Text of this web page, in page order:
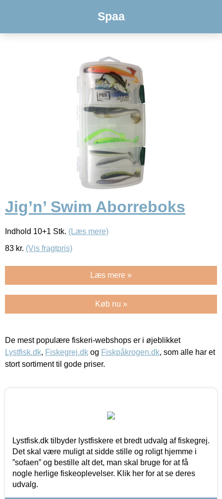
Spaa
Jig’n’ Swim Aborreboks
Indhold 10+1 Stk. (Læs mere)
83 kr. (Vis fragtpris)
Læs mere »
Køb nu »
De mest populære fiskeri-webshops er i øjeblikket
Lystfisk.dk, Fiskegrej.dk og Fiskpåkrogen.dk, som alle har et
stort sortiment til gode priser.
Lystfisk.dk tilbyder lystfiskere et bredt udvalg af fiskegrej.
Det skal være muligt at sidde stille og roligt hjemme i
”sofaen” og bestille alt det, man skal bruge for at få
nogle herlige fiskeoplevelser. Klik her for at se deres
udvalg.